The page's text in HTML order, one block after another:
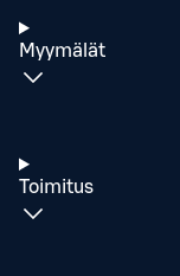
Myymälät
Toimitus